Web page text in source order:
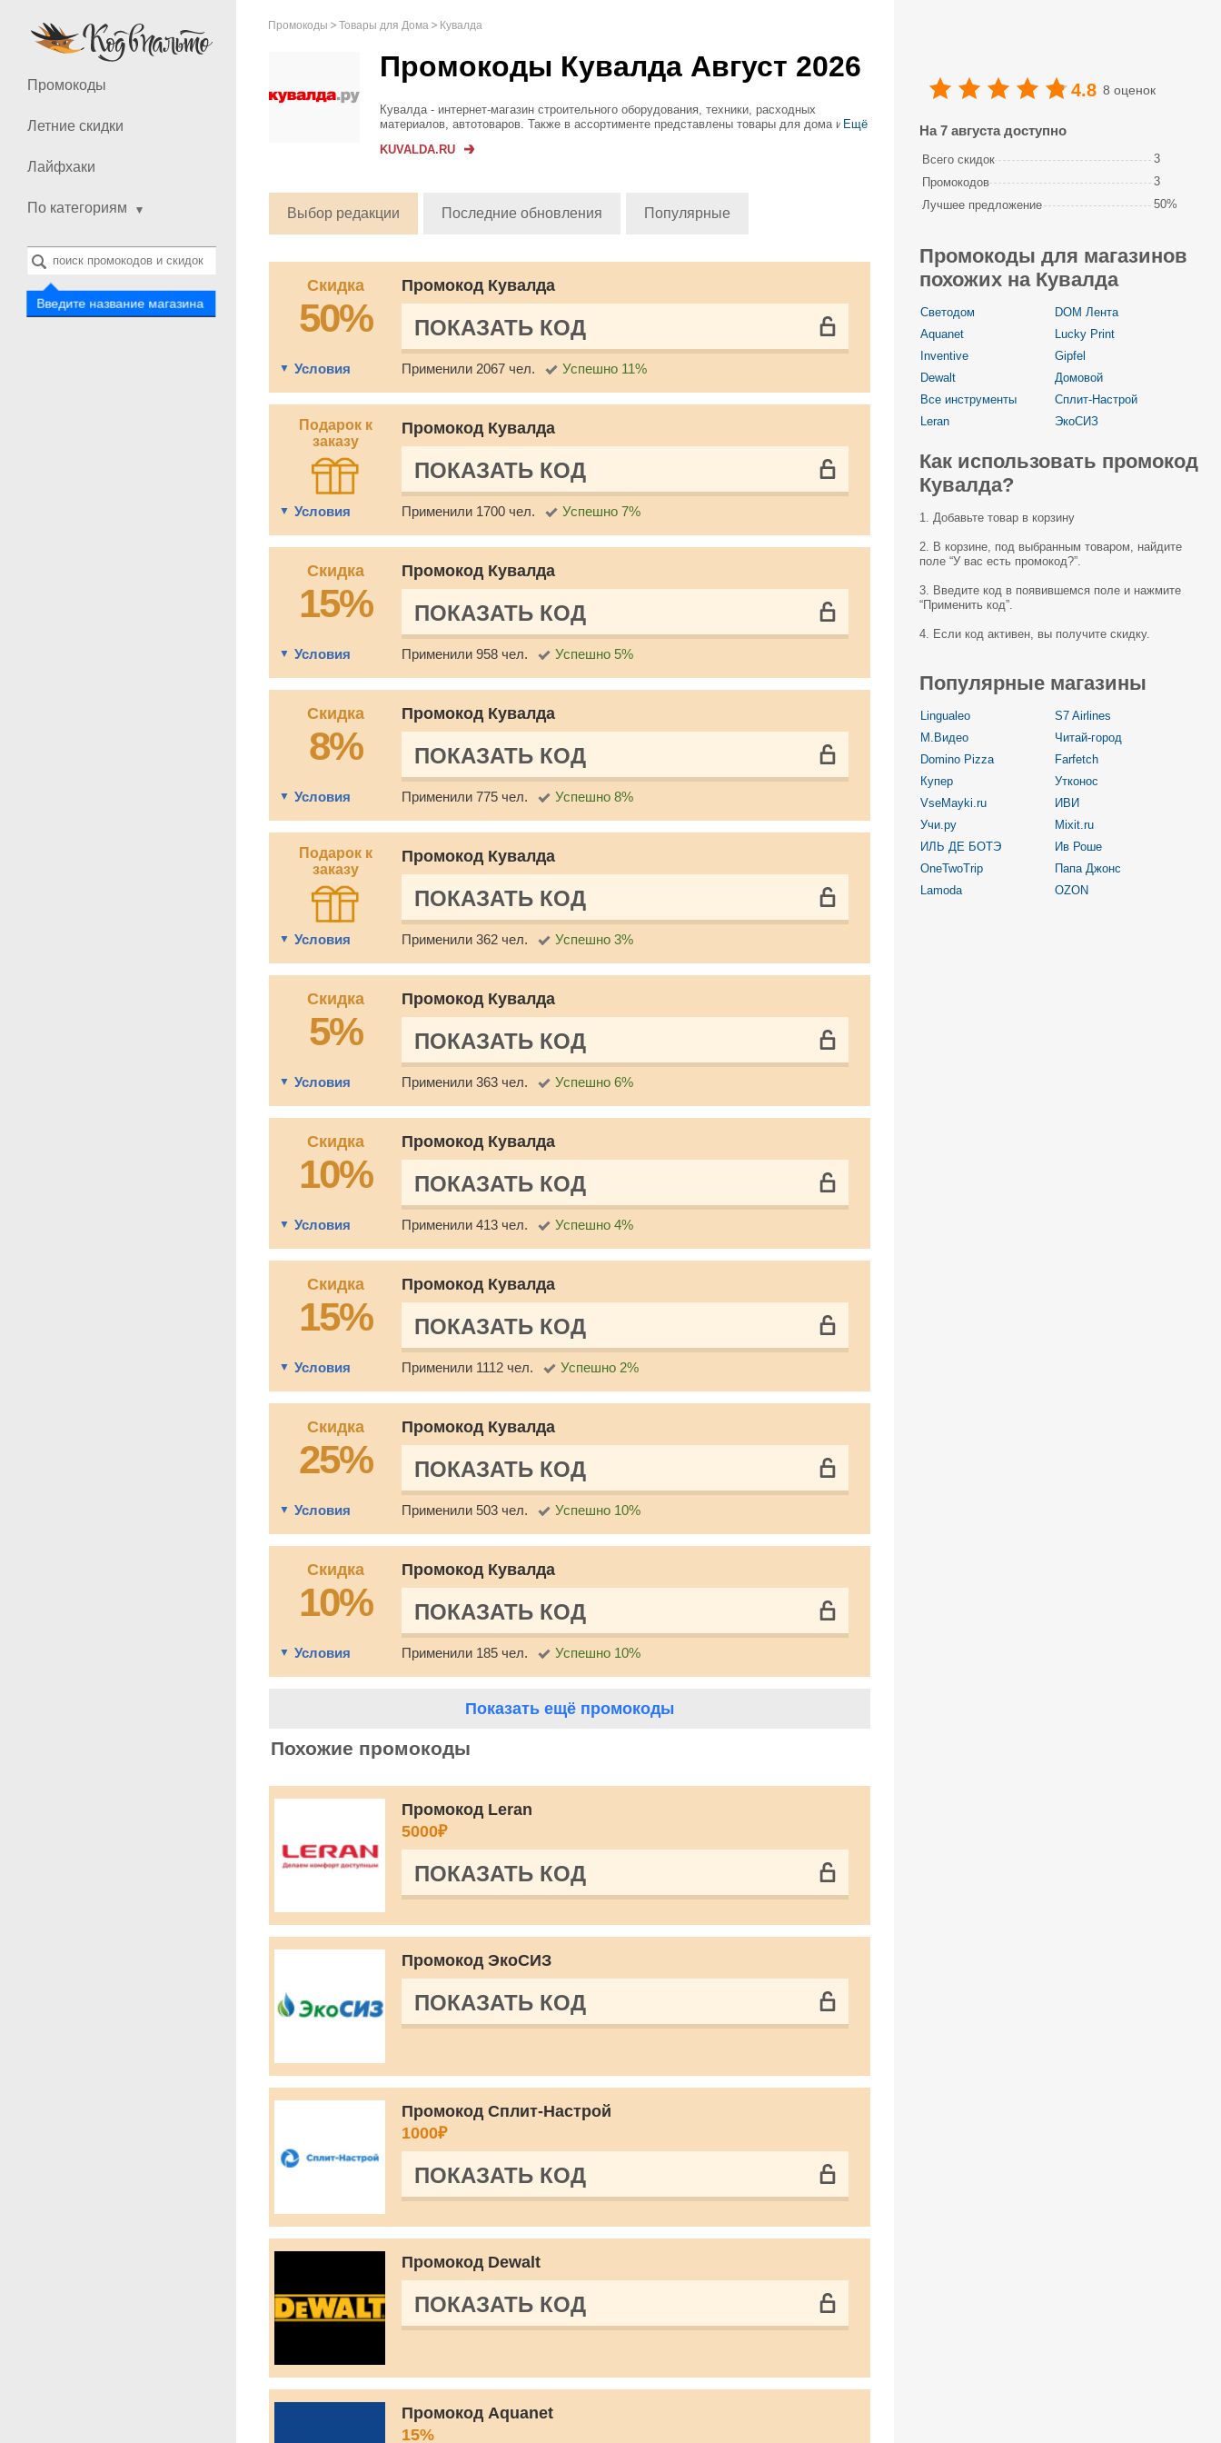
Промокоды
Летние скидки
Лайфхаки
По категориям
Введите название магазина
Промокоды Товары для Дома Кувалда
Промокоды Кувалда Август 2026
Кувалда - интернет-магазин строительного оборудования, техники, расходных
материалов, автотоваров. Также в ассортименте представлены товары для дома и
оригинальные и получают гаран...
Ещё
KUVALDA.RU
Выбор редакции Последние обновления Популярные
Скидка
50%
Промокод Кувалда
ПОКАЗАТЬ КОД
Условия Применили 2067 чел. Успешно 11%
Подарок к
заказу
Промокод Кувалда
ПОКАЗАТЬ КОД
Условия Применили 1700 чел. Успешно 7%
Скидка
15%
Промокод Кувалда
ПОКАЗАТЬ КОД
Условия Применили 958 чел. Успешно 5%
Скидка
8%
Промокод Кувалда
ПОКАЗАТЬ КОД
Условия Применили 775 чел. Успешно 8%
Подарок к
заказу
Промокод Кувалда
ПОКАЗАТЬ КОД
Условия Применили 362 чел. Успешно 3%
Скидка
5%
Промокод Кувалда
ПОКАЗАТЬ КОД
Условия Применили 363 чел. Успешно 6%
Скидка
10%
Промокод Кувалда
ПОКАЗАТЬ КОД
Условия Применили 413 чел. Успешно 4%
Скидка
15%
Промокод Кувалда
ПОКАЗАТЬ КОД
Условия Применили 1112 чел. Успешно 2%
Скидка
25%
Промокод Кувалда
ПОКАЗАТЬ КОД
Условия Применили 503 чел. Успешно 10%
Скидка
10%
Промокод Кувалда
ПОКАЗАТЬ КОД
Условия Применили 185 чел. Успешно 10%
Показать ещё промокоды
Похожие промокоды
Промокод Leran
5000₽
ПОКАЗАТЬ КОД
Промокод ЭкоСИЗ
ПОКАЗАТЬ КОД
Промокод Сплит-Настрой
1000₽
ПОКАЗАТЬ КОД
Промокод Dewalt
ПОКАЗАТЬ КОД
Промокод Aquanet
15%
4.8 8 оценок
На 7 августа доступно
Всего скидок
3
Промокодов
3
Лучшее предложение
50%
Промокоды для магазинов
похожих на Кувалда
Светодом
DOM Лента
Aquanet
Lucky Print
Inventive
Gipfel
Dewalt
Домовой
Все инструменты
Сплит-Настрой
Leran
ЭкоСИЗ
Как использовать промокод
Кувалда?
1. Добавьте товар в корзину
2. В корзине, под выбранным товаром, найдите
поле “У вас есть промокод?”.
3. Введите код в появившемся поле и нажмите
“Применить код”.
4. Если код активен, вы получите скидку.
Популярные магазины
Lingualeo
S7 Airlines
М.Видео
Читай-город
Domino Pizza
Farfetch
Купер
Утконос
VseMayki.ru
ИВИ
Учи.ру
Mixit.ru
ИЛЬ ДЕ БОТЭ
Ив Роше
OneTwoTrip
Папа Джонс
Lamoda
OZON